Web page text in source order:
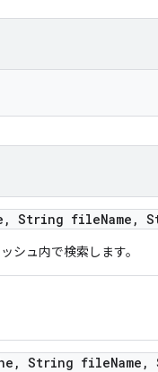
, String fileName ,
シュ内で検索します。
, String fileName ,